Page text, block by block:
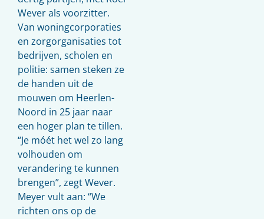
Wever als voorzitter.
Van woningcorporaties
en zorgorganisaties tot
bedrijven, scholen en
politie: samen steken ze
de handen uit de
mouwen om Heerlen-
Noord in 25 jaar naar
een hoger plan te tillen.
“Je móét het wel zo lang
volhouden om
verandering te kunnen
brengen”, zegt Wever.
Meyer vult aan: “We
richten ons op de